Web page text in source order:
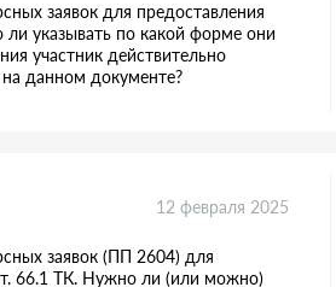
заявок для предоставления
ли указывать по какой форме они
участник действительно
данном документе?
12 февраля 2025
заявок (ПП 2604) для
66.1 ТК. Нужно ли (или можно)